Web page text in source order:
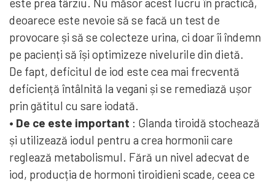
deoarece este nevoie să se facă un test de
provocare și să se colecteze urina, ci doar îi îndemn
pe pacienți să își optimizeze nivelurile din dietă.
De fapt, deficitul de iod este cea mai frecventă
deficiență întâlnită la vegani și se remediază ușor
prin gătitul cu sare iodată.
• De ce este important : Glanda tiroidă stochează
și utilizează iodul pentru a crea hormonii care
reglează metabolismul. Fără un nivel adecvat de
iod, producția de hormoni tiroidieni scade, ceea ce